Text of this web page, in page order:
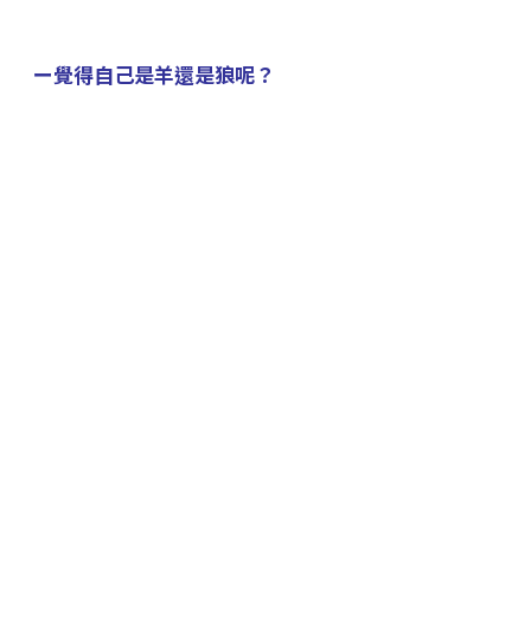
ー覺得自己是羊還是狼呢？